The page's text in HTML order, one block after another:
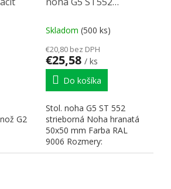
G2
Skladom (500 ks)
€20,80 bez DPH
€25,58 / ks
Do košíka
Stol. noha G5 ST 552
strieborná Noha hranatá
50x50 mm Farba RAL
9006 Rozmery:
50x50x715–730 H Na